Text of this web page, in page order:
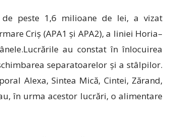
peste 1,6 milioane de lei, a vizat
Criș (APA1 și APA2), a liniei Horia–
au constat în înlocuirea
separatoarelor și a stâlpilor.
Alexa, Sintea Mică, Cintei, Zărand,
în urma acestor lucrări, o alimentare